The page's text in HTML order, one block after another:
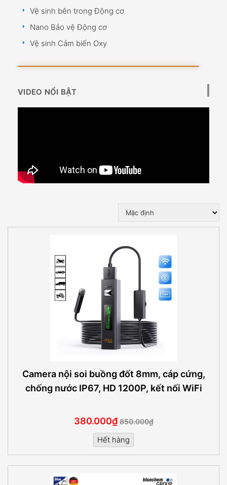
Vệ sinh bên trong Động cơ
Nano Bảo vệ Động cơ
Vệ sinh Cảm biến Oxy
VIDEO NỔI BẬT
Camera nội soi buồng đốt 8mm, cáp cứng,
chống nước IP67, HD 1200P, kết nối WiFi
380.000₫ 850.000₫
Hết hàng